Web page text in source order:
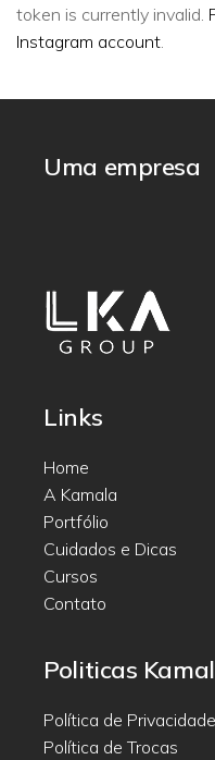
token is currently invalid.
Instagram account.
Uma empresa
Links
Home
A Kamala
Portfólio
Cuidados e Dicas
Cursos
Contato
Politicas
Política de Privacidade
Política de Trocas